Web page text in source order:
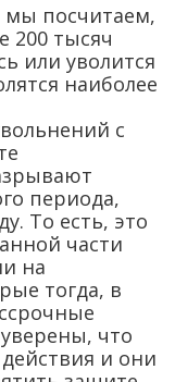
мы посчитаем,
200 тысяч
или уволится
наиболее
с
периода,
То есть, это
части
на
тогда, в
что
и они